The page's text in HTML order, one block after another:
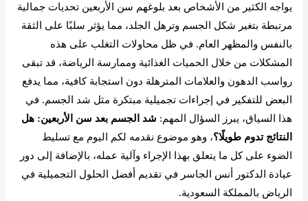
يواجه الكثير من الأشخاص بعد بلوغهم سن الأربعين تحديات جمالية
مرتبطة بتغير شكل الجسم وترهل الجلد، مما يؤثر سلبًا على الثقة
بالنفس والمظهر العام. في ظل محاولات التغلب على هذه
المشكلات من خلال الحميات الغذائية وممارسة الرياضة، قد تبقى
رواسب الدهون والعلامات المترهلة دون استجابة كافية، مما يدفع
البعض للتفكير في إجراءات تجميلية مبتكرة مثل شد الجسم. في
هذا السياق، يبرز السؤال المهم: شد الجسم بعد سن الأربعين: هل
النتائج تدوم طويلًا؟، وهو موضوع نقدمه لكم اليوم مع تسليط
الضوء على كل ما يتعلق بهذا الإجراء وآلية عمله، بالإضافة إلى دور
عيادة الدكتور أنس الجاسر في تقديم أفضل الحلول التجميلية في
الرياض بالمملكة السعودية.